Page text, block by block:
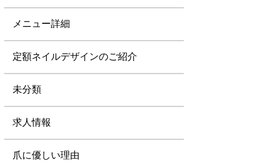
メニュー詳細
定額ネイルデザインのご紹介
未分類
求人情報
爪に優しい理由